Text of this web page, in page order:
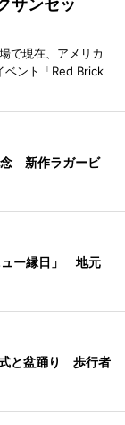
サンセッ
で現在、アメリカ
ベント「Red Brick
念 新作ラガービ
ュー縁日」 地元
と盆踊り 歩行者